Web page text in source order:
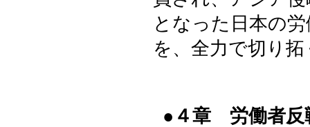
となった日本の
を、全力で切り
●４章 労働者反